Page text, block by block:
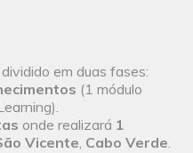
em duas fases:
(1 módulo
onde realizará 1
Vicente, Cabo Verde.